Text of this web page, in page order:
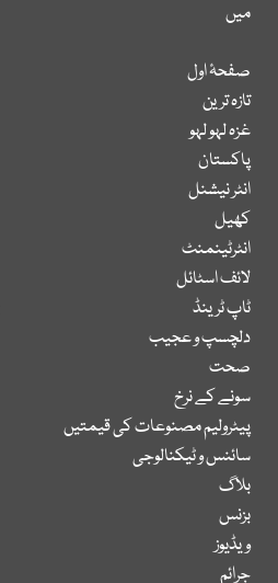
میں
صفحۂ اول
تازہ ترین
غزہ لہو لہو
پاکستان
انٹر نیشنل
کھیل
انٹرٹینمنٹ
لائف اسٹائل
ٹاپ ٹرینڈ
دلچسپ و عجیب
صحت
سونے کے نرخ
پیٹرولیم مصنوعات کی قیمتیں
سائنس و ٹیکنالوجی
بلاگ
بزنس
ویڈیوز
جرائم